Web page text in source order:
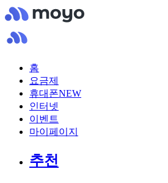
홈
요금제
휴대폰NEW
인터넷
이벤트
마이페이지
추천